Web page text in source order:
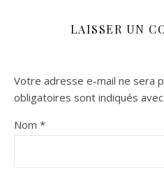
LAISSER UN
Votre adresse e-mail ne sera
obligatoires sont indiqués avec
Nom *